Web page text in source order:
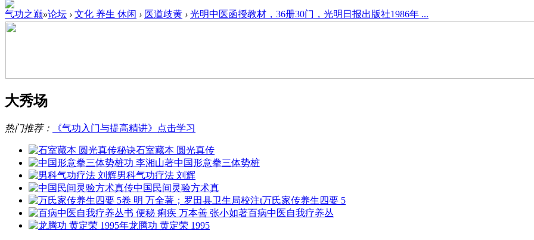
气功之巅»论坛 › 文化 养生 休闲 › 医道歧黄 › 光明中医函授教材，36册30门，光明日报出版社1986年 ...
大秀场
热门推荐： 《气功入门与提高精讲》点击学习
石室藏本 圆光真传
中国形意拳三体势桩
男科气功疗法 刘辉
中国民间灵验方术真
万氏家传养生四要 5
百病中医自我疗养丛
龙腾功 黄定荣 1995